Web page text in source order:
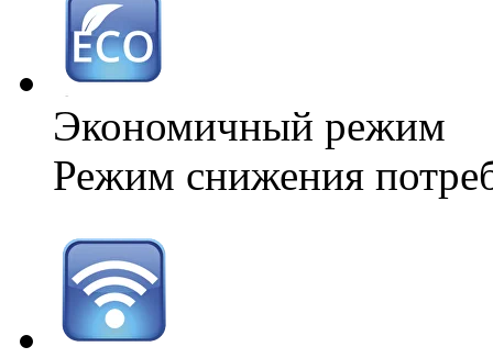
Экономичный режим
Режим снижения